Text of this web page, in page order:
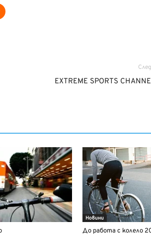
EXTREME SPORTS
Новини
До работа с колело